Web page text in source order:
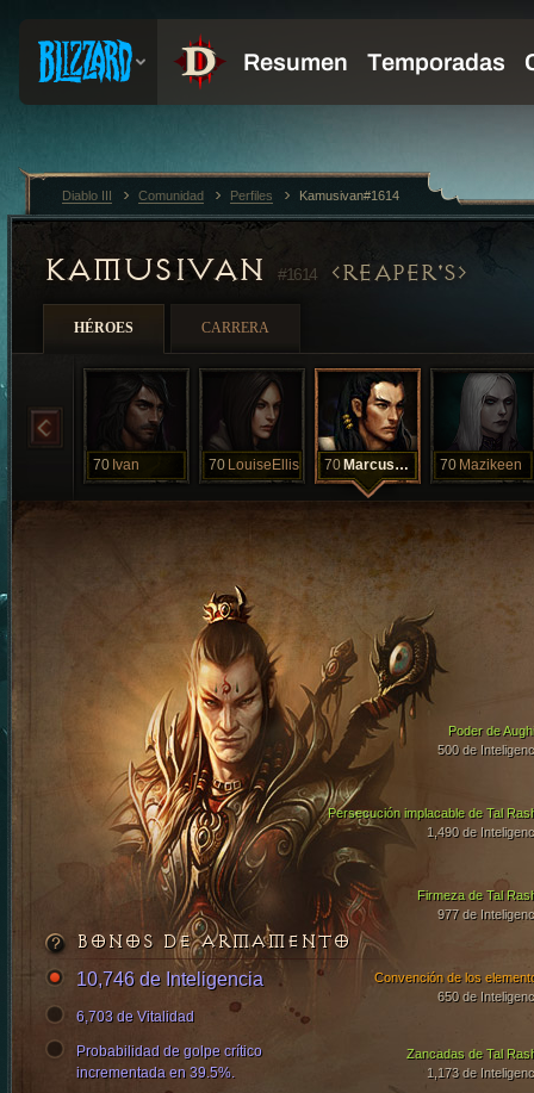
KAMUSIVAN #1614 REAPER'S
HÉROES CARRERA
70 Ivan 70 LouiseEllis 70 MarcusPierce 70 Mazikeen
Persecución implacable de Tal
1,490 de
Firmeza de Tal
977 de
Poder de
500 de
Zancadas de Tal
1,173 de
Convención de los
650 de
BONOS DE ARMAMENTO
10,746 de Inteligencia
6,703 de Vitalidad
Probabilidad de golpe crítico
incrementada en 39.5%.
Diablo III Comunidad Perfiles Kamusivan#1614